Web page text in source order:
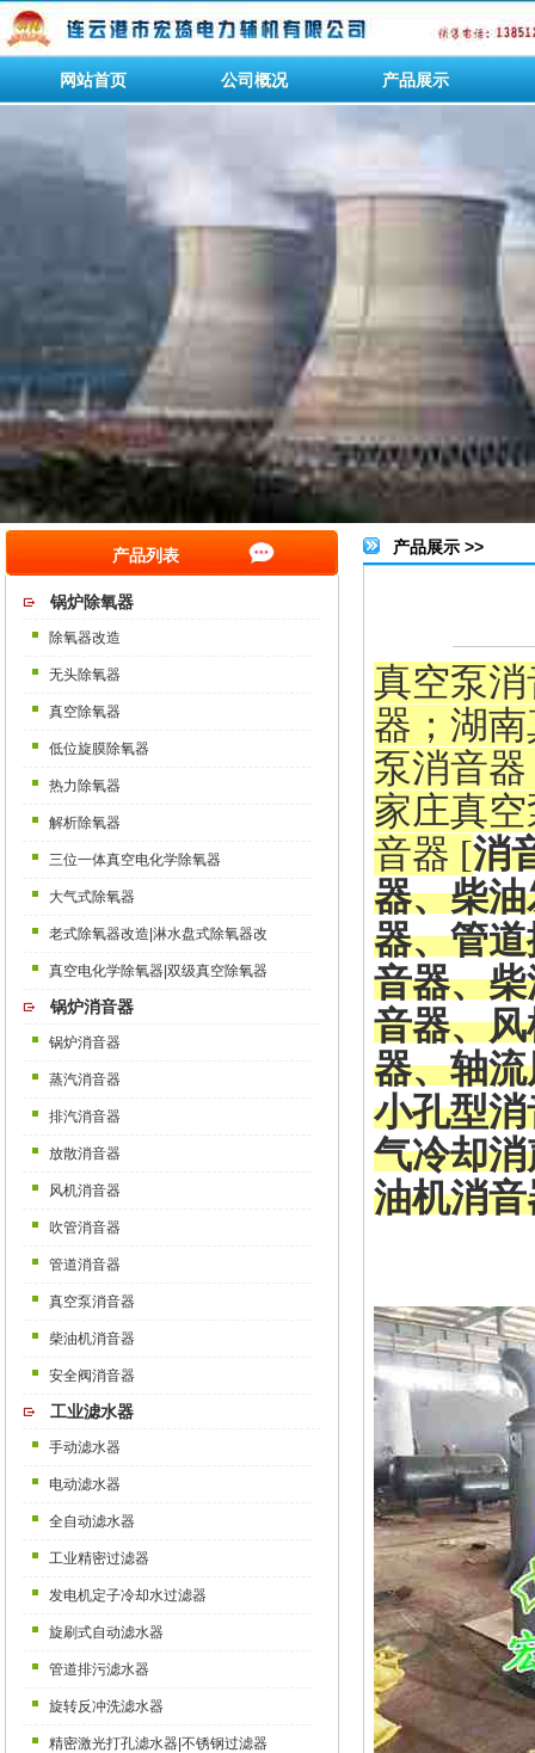
网站首页 公司概况 产品展示
产品列表
锅炉除氧器
除氧器改造
无头除氧器
真空除氧器
低位旋膜除氧器
热力除氧器
解析除氧器
三位一体真空电化学除氧器
大气式除氧器
老式除氧器改造|淋水盘式除氧器改
真空电化学除氧器|双级真空除氧器
锅炉消音器
锅炉消音器
蒸汽消音器
排汽消音器
放散消音器
风机消音器
吹管消音器
管道消音器
真空泵消音器
柴油机消音器
安全阀消音器
工业滤水器
手动滤水器
电动滤水器
全自动滤水器
工业精密过滤器
发电机定子冷却水过滤器
旋刷式自动滤水器
管道排污滤水器
旋转反冲洗滤水器
精密激光打孔滤水器|不锈钢过滤器
产品展示 >>
真空泵
器 ；湖南
泵消音器
家庄真
音器 [消
器、柴
器、管
音器、
音器、
器、轴
小孔型
气冷却
油机消